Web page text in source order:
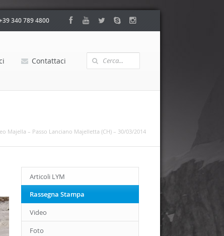
340 789 4800
Contattaci
Majella – Passo Lanciano Majelletta (CH) – 30/03/2014
Articoli LYM
Rassegna Stampa
Video
Foto